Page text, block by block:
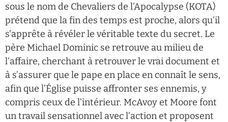
sous le nom de Chevaliers de l’Apocalypse (KOTA)
prétend que la fin des temps est proche, alors qu’il
s’apprête à révéler le véritable texte du secret. Le
père Michael Dominic se retrouve au milieu de
l’affaire, cherchant à retrouver le vrai document et
à s’assurer que le pape en place en connaît le sens,
afin que l’Église puisse affronter ses ennemis, y
compris ceux de l’intérieur. McAvoy et Moore font
un travail sensationnel avec l’action et proposent